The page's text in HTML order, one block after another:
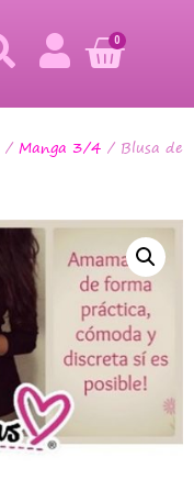
0
/ Manga 3/4 / Blusa de